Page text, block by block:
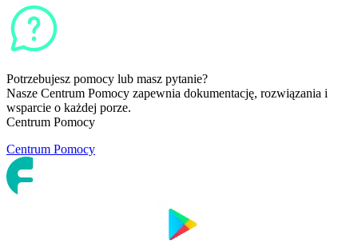
Potrzebujesz pomocy lub masz pytanie?
Nasze Centrum Pomocy zapewnia dokumentację, rozwiązania i
wsparcie o każdej porze.
Centrum Pomocy
Centrum Pomocy